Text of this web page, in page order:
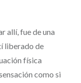
allí, fue de una
liberado de
física
como si